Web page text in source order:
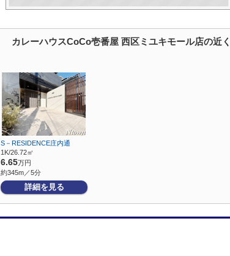
カレーハウスCoCo壱番屋 西区ミユキモール店の近
S－RESIDENCE庄内通
1K/26.72㎡
6.65万円
約345m／5分
詳細を見る